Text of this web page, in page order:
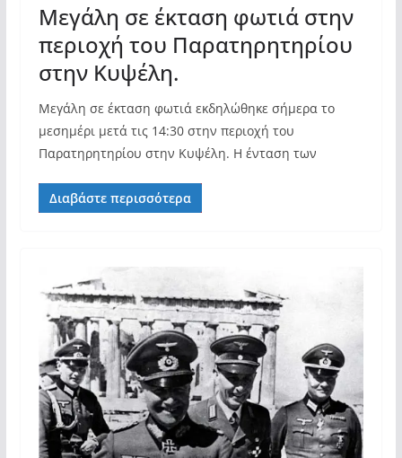
Μεγάλη σε έκταση φωτιά στην
περιοχή του Παρατηρητηρίου
στην Κυψέλη.
Μεγάλη σε έκταση φωτιά εκδηλώθηκε σήμερα το
μεσημέρι μετά τις 14:30 στην περιοχή του
Παρατηρητηρίου στην Κυψέλη. Η ένταση των
Διαβάστε περισσότερα